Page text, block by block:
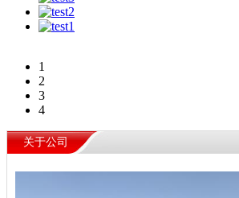
1
2
3
4
关于公司